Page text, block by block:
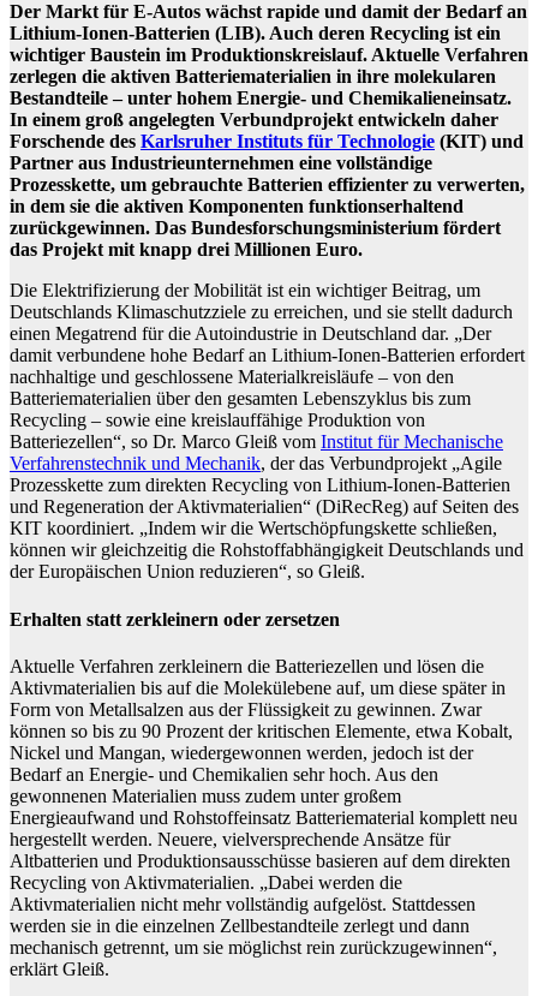
Der Markt für E-Autos wächst rapide und damit der Bedarf an
Lithium-Ionen-Batterien (LIB). Auch deren Recycling ist ein
wichtiger Baustein im Produktionskreislauf. Aktuelle Verfahren
zerlegen die aktiven Batteriematerialien in ihre molekularen
Bestandteile – unter hohem Energie- und Chemikalieneinsatz.
In einem groß angelegten Verbundprojekt entwickeln daher
Forschende des Karlsruher Instituts für Technologie (KIT) und
Partner aus Industrieunternehmen eine vollständige
Prozesskette, um gebrauchte Batterien effizienter zu verwerten,
in dem sie die aktiven Komponenten funktionserhaltend
zurückgewinnen. Das Bundesforschungsministerium fördert
das Projekt mit knapp drei Millionen Euro.
Die Elektrifizierung der Mobilität ist ein wichtiger Beitrag, um
Deutschlands Klimaschutzziele zu erreichen, und sie stellt dadurch
einen Megatrend für die Autoindustrie in Deutschland dar. „Der
damit verbundene hohe Bedarf an Lithium-Ionen-Batterien erfordert
nachhaltige und geschlossene Materialkreisläufe – von den
Batteriematerialien über den gesamten Lebenszyklus bis zum
Recycling – sowie eine kreislauffähige Produktion von
Batteriezellen“, so Dr. Marco Gleiß vom Institut für Mechanische
Verfahrenstechnik und Mechanik, der das Verbundprojekt „Agile
Prozesskette zum direkten Recycling von Lithium-Ionen-Batterien
und Regeneration der Aktivmaterialien“ (DiRecReg) auf Seiten des
KIT koordiniert. „Indem wir die Wertschöpfungskette schließen,
können wir gleichzeitig die Rohstoffabhängigkeit Deutschlands und
der Europäischen Union reduzieren“, so Gleiß.
Erhalten statt zerkleinern oder zersetzen
Aktuelle Verfahren zerkleinern die Batteriezellen und lösen die
Aktivmaterialien bis auf die Molekülebene auf, um diese später in
Form von Metallsalzen aus der Flüssigkeit zu gewinnen. Zwar
können so bis zu 90 Prozent der kritischen Elemente, etwa Kobalt,
Nickel und Mangan, wiedergewonnen werden, jedoch ist der
Bedarf an Energie- und Chemikalien sehr hoch. Aus den
gewonnenen Materialien muss zudem unter großem
Energieaufwand und Rohstoffeinsatz Batteriematerial komplett neu
hergestellt werden. Neuere, vielversprechende Ansätze für
Altbatterien und Produktionsausschüsse basieren auf dem direkten
Recycling von Aktivmaterialien. „Dabei werden die
Aktivmaterialien nicht mehr vollständig aufgelöst. Stattdessen
werden sie in die einzelnen Zellbestandteile zerlegt und dann
mechanisch getrennt, um sie möglichst rein zurückzugewinnen“,
erklärt Gleiß.